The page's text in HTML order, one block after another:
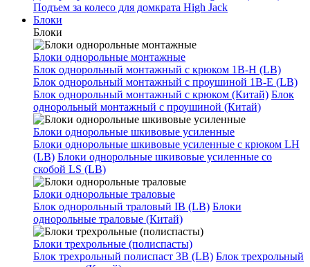
Подъем за колесо для домкрата High Jack
Блоки
Блоки
Блоки однорольные монтажные
Блок однорольный монтажный с крюком 1B-H (LB)
Блок однорольный монтажный с проушиной 1B-E (LB)
Блок однорольный монтажный с крюком (Китай) Блок
однорольный монтажный с проушиной (Китай)
Блоки однорольные шкивовые усиленные
Блоки однорольные шкивовые усиленные с крюком LH
(LB) Блоки однорольные шкивовые усиленные со
скобой LS (LB)
Блоки однорольные траловые
Блок однорольный траловый IB (LB) Блоки
однорольные траловые (Китай)
Блоки трехрольные (полиспасты)
Блок трехрольный полиспаст 3B (LB) Блок трехрольный